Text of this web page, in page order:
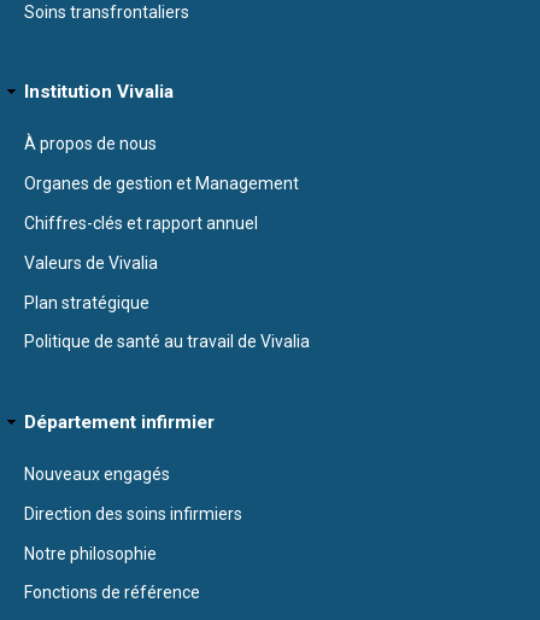
Soins transfrontaliers
Institution Vivalia
À propos de nous
Organes de gestion et Management
Chiffres-clés et rapport annuel
Valeurs de Vivalia
Plan stratégique
Politique de santé au travail de Vivalia
Département infirmier
Nouveaux engagés
Direction des soins infirmiers
Notre philosophie
Fonctions de référence